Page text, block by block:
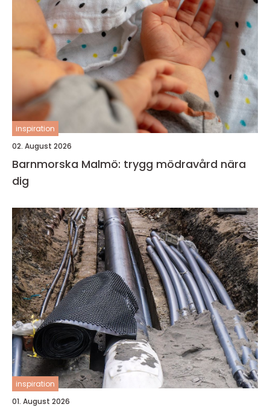
inspiration
02. August 2026
Barnmorska Malmö: trygg mödravård nära
dig
inspiration
01. August 2026